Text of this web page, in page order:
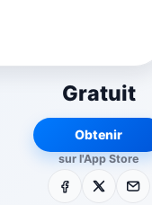
Gratuit
Obtenir
sur l'App Store
Facebook E-mail